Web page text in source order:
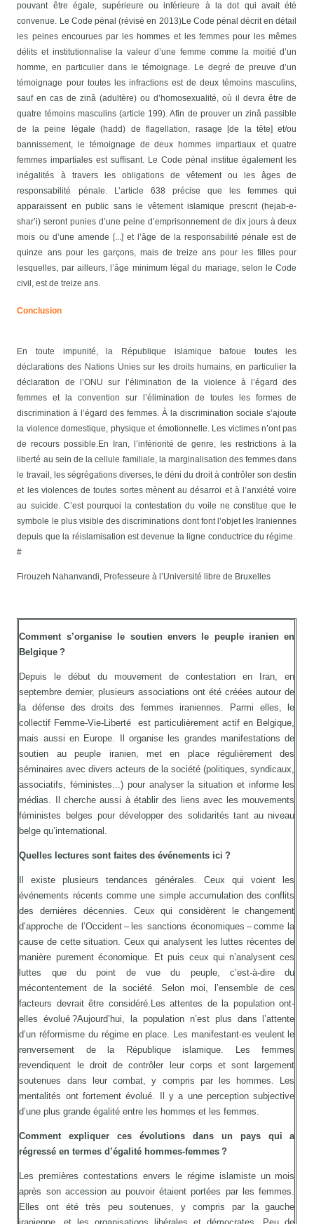
pouvant être égale, supérieure ou inférieure à la dot qui avait été
convenue. Le Code pénal (révisé en 2013)Le Code pénal décrit en détail
les peines encourues par les hommes et les femmes pour les mêmes
délits et institutionnalise la valeur d’une femme comme la moitié d’un
homme, en particulier dans le témoignage. Le degré de preuve d’un
témoignage pour toutes les infractions est de deux témoins masculins,
sauf en cas de zinâ (adultère) ou d’homosexualité, où il devra être de
quatre témoins masculins (article 199). Afin de prouver un zinâ passible
de la peine légale (hadd) de flagellation, rasage [de la tête] et/ou
bannissement, le témoignage de deux hommes impartiaux et quatre
femmes impartiales est suffisant. Le Code pénal institue également les
inégalités à travers les obligations de vêtement ou les âges de
responsabilité pénale. L’article 638 précise que les femmes qui
apparaissent en public sans le vêtement islamique prescrit (hejab-e-
shar’i) seront punies d’une peine d’emprisonnement de dix jours à deux
mois ou d’une amende [...] et l’âge de la responsabilité pénale est de
quinze ans pour les garçons, mais de treize ans pour les filles pour
lesquelles, par ailleurs, l’âge minimum légal du mariage, selon le Code
civil, est de treize ans.
Conclusion
En toute impunité, la République islamique bafoue toutes les
déclarations des Nations Unies sur les droits humains, en particulier la
déclaration de l’ONU sur l’élimination de la violence à l’égard des
femmes et la convention sur l’élimination de toutes les formes de
discrimination à l’égard des femmes. À la discrimination sociale s’ajoute
la violence domestique, physique et émotionnelle. Les victimes n’ont pas
de recours possible.En Iran, l’infériorité de genre, les restrictions à la
liberté au sein de la cellule familiale, la marginalisation des femmes dans
le travail, les ségrégations diverses, le déni du droit à contrôler son destin
et les violences de toutes sortes mènent au désarroi et à l’anxiété voire
au suicide. C’est pourquoi la contestation du voile ne constitue que le
symbole le plus visible des discriminations dont font l’objet les Iraniennes
depuis que la réislamisation est devenue la ligne conductrice du régime.
#
Firouzeh Nahanvandi, Professeure à l’Université libre de Bruxelles
Comment s’organise le soutien envers le peuple iranien en
Belgique ?
Depuis le début du mouvement de contestation en Iran, en
septembre dernier, plusieurs associations ont été créées autour de
la défense des droits des femmes iraniennes. Parmi elles, le
collectif Femme-Vie-Liberté est particulièrement actif en Belgique,
mais aussi en Europe. Il organise les grandes manifestations de
soutien au peuple iranien, met en place régulièrement des
séminaires avec divers acteurs de la société (politiques, syndicaux,
associatifs, féministes...) pour analyser la situation et informe les
médias. Il cherche aussi à établir des liens avec les mouvements
féministes belges pour développer des solidarités tant au niveau
belge qu’international.
Quelles lectures sont faites des événements ici ?
Il existe plusieurs tendances générales. Ceux qui voient les
événements récents comme une simple accumulation des conflits
des dernières décennies. Ceux qui considèrent le changement
d’approche de l’Occident – les sanctions économiques – comme la
cause de cette situation. Ceux qui analysent les luttes récentes de
manière purement économique. Et puis ceux qui n’analysent ces
luttes que du point de vue du peuple, c’est-à-dire du
mécontentement de la société. Selon moi, l’ensemble de ces
facteurs devrait être considéré.Les attentes de la population ont-
elles évolué ?Aujourd’hui, la population n’est plus dans l’attente
d’un réformisme du régime en place. Les manifestant·es veulent le
renversement de la République islamique. Les femmes
revendiquent le droit de contrôler leur corps et sont largement
soutenues dans leur combat, y compris par les hommes. Les
mentalités ont fortement évolué. Il y a une perception subjective
d’une plus grande égalité entre les hommes et les femmes.
Comment expliquer ces évolutions dans un pays qui a
régressé en termes d’égalité hommes-femmes ?
Les premières contestations envers le régime islamiste un mois
après son accession au pouvoir étaient portées par les femmes.
Elles ont été très peu soutenues, y compris par la gauche